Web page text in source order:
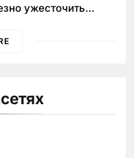
ужесточить